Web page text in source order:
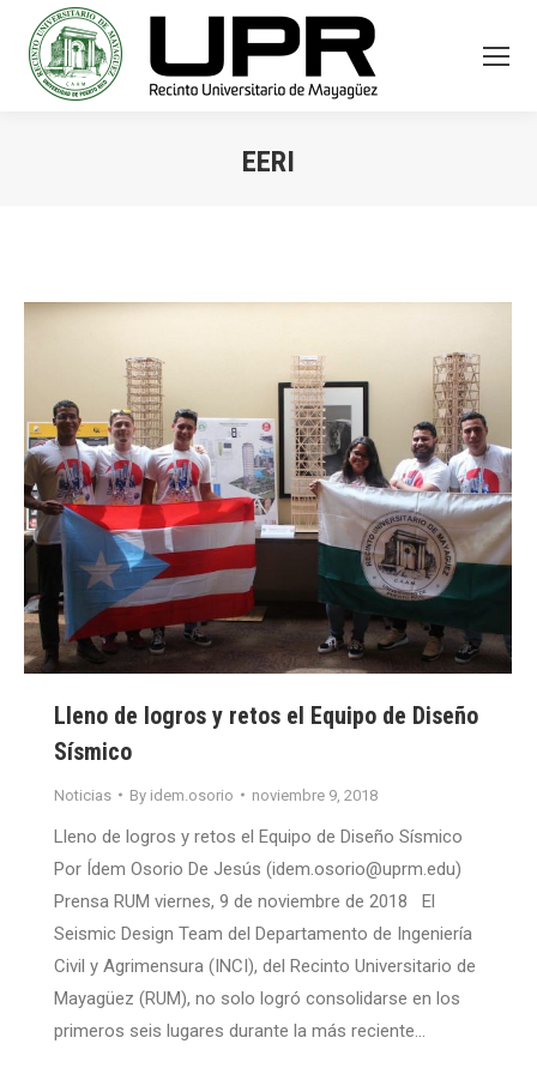
EERI
Lleno de logros y retos el Equipo de Diseño
Sísmico
Noticias By idem.osorio noviembre 9, 2018
Lleno de logros y retos el Equipo de Diseño Sísmico
Por Ídem Osorio De Jesús (idem.osorio@uprm.edu)
Prensa RUM viernes, 9 de noviembre de 2018 El
Seismic Design Team del Departamento de Ingeniería
Civil y Agrimensura (INCI), del Recinto Universitario de
Mayagüez (RUM), no solo logró consolidarse en los
primeros seis lugares durante la más reciente…